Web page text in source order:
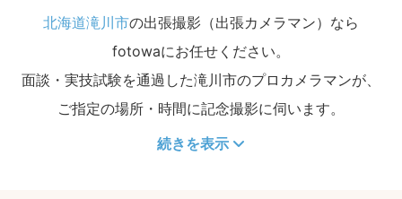
北海道滝川市の出張撮影（出張カメラマン）なら
fotowaにお任せください。
面談・実技試験を通過した滝川市のプロカメラマンが、
ご指定の場所・時間に記念撮影に伺います。
続きを表示